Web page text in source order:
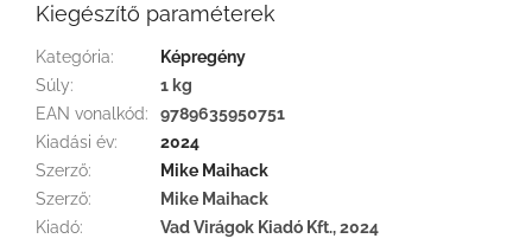
Kiegészítő paraméterek
Kategória:
Képregény
Súly:
1 kg
EAN vonalkód:
9789635950751
Kiadási év:
2024
Szerző:
Mike Maihack
Szerző:
Mike Maihack
Kiadó:
Vad Virágok Kiadó Kft., 2024